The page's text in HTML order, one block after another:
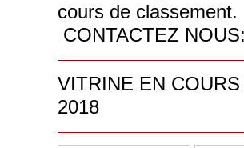
cours de
CONTACTEZ
VITRINE EN
2018